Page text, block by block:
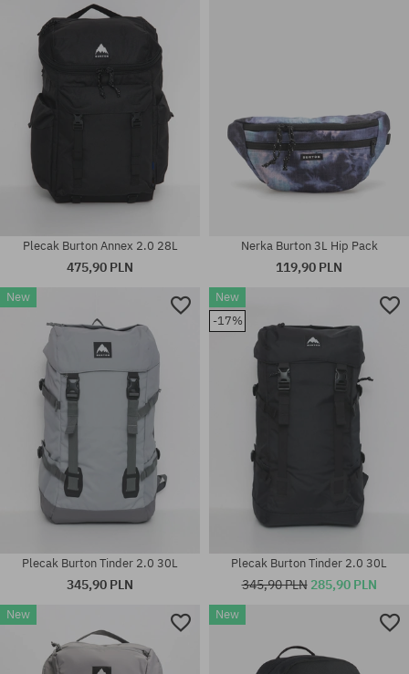
rozmiar uniwersalny
rozmiar uniwersalny
Dostępne rozmiary:
XS; M; L
rozmiar uniwersalny
Plecak Burton Annex 2.0 28L
475,90 PLN
rozmiar uniwersalny
Nerka Burton 3L Hip Pack
119,90 PLN
New
Plecak Burton Tinder 2.0 30L
345,90 PLN
New
-17%
Plecak Burton Tinder 2.0 30L
345,90 PLN 285,90 PLN
New New